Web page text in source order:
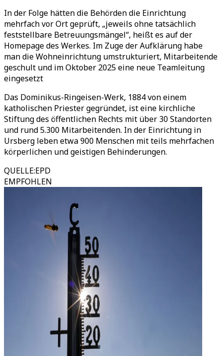
In der Folge hätten die Behörden die Einrichtung
mehrfach vor Ort geprüft, „jeweils ohne tatsächlich
feststellbare Betreuungsmängel“, heißt es auf der
Homepage des Werkes. Im Zuge der Aufklärung habe
man die Wohneinrichtung umstrukturiert, Mitarbeitende
geschult und im Oktober 2025 eine neue Teamleitung
eingesetzt
Das Dominikus-Ringeisen-Werk, 1884 von einem
katholischen Priester gegründet, ist eine kirchliche
Stiftung des öffentlichen Rechts mit über 30 Standorten
und rund 5.300 Mitarbeitenden. In der Einrichtung in
Ursberg leben etwa 900 Menschen mit teils mehrfachen
körperlichen und geistigen Behinderungen.
QUELLE:EPD
EMPFOHLEN